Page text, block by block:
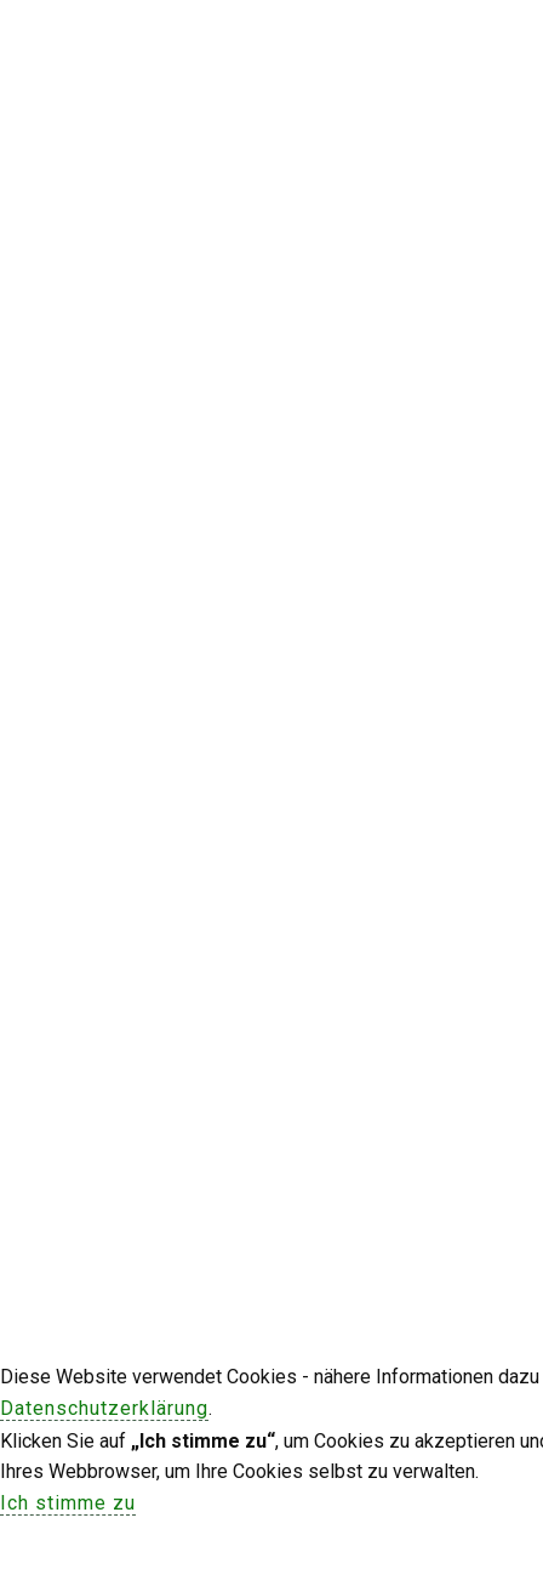
Diese Website verwendet Cookies - nähere Informationen
Datenschutzerklärung.
Klicken Sie auf „Ich stimme zu“, um Cookies zu akzeptieren
Ihres Webbrowser, um Ihre Cookies selbst zu verwalten.
Ich stimme zu